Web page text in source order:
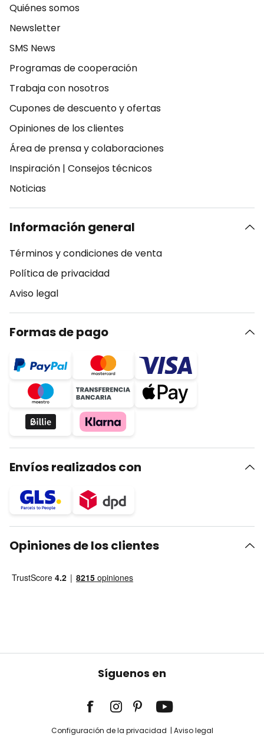
Quiénes somos
Newsletter
SMS News
Programas de cooperación
Trabaja con nosotros
Cupones de descuento y ofertas
Opiniones de los clientes
Área de prensa y colaboraciones
Inspiración | Consejos técnicos
Noticias
Información general
Términos y condiciones de venta
Política de privacidad
Aviso legal
Formas de pago
Envíos realizados con
Opiniones de los clientes
Síguenos en
Configuración de la privacidad Aviso legal